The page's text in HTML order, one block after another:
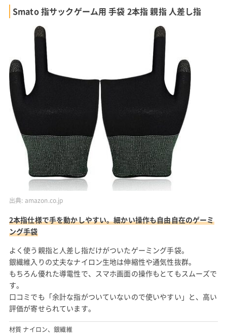
Smato 指サックゲーム用 手袋 2本指 親指 人差し指
出典: amazon.co.jp
2本指仕様で手を動かしやすい。細かい操作も自由自在のゲーミ
ング手袋
よく使う親指と人差し指だけがついたゲーミング手袋。
銀繊維入りの丈夫なナイロン生地は伸縮性や通気性抜群。
もちろん優れた導電性で、スマホ画面の操作もとてもスムーズで
す。
口コミでも「余計な指がついていないので使いやすい」と、高い
評価が寄せられています。
材質 ナイロン、銀繊維